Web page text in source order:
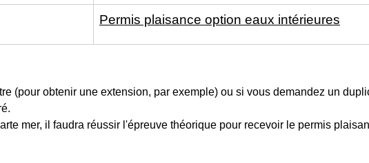
Permis plaisance option eaux intérieures
(pour obtenir une extension, par exemple) ou si vous demandez un
mer, il faudra réussir l'épreuve théorique pour recevoir le permis